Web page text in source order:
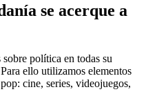
se acerque a
sobre política en todas su
ello utilizamos elementos
cine, series, videojuegos,